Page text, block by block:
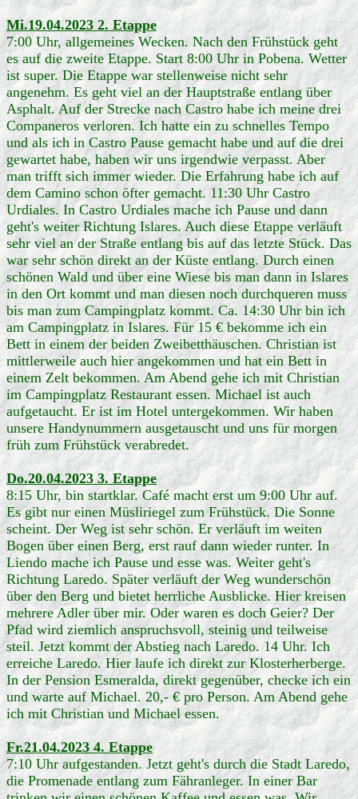
Mi.19.04.2023 2. Etappe
7:00 Uhr, allgemeines Wecken. Nach den Frühstück geht
es auf die zweite Etappe. Start 8:00 Uhr in Pobena. Wetter
ist super. Die Etappe war stellenweise nicht sehr
angenehm. Es geht viel an der Hauptstraße entlang über
Asphalt. Auf der Strecke nach Castro habe ich meine drei
Companeros verloren. Ich hatte ein zu schnelles Tempo
und als ich in Castro Pause gemacht habe und auf die drei
gewartet habe, haben wir uns irgendwie verpasst. Aber
man trifft sich immer wieder. Die Erfahrung habe ich auf
dem Camino schon öfter gemacht. 11:30 Uhr Castro
Urdiales. In Castro Urdiales mache ich Pause und dann
geht's weiter Richtung Islares. Auch diese Etappe verläuft
sehr viel an der Straße entlang bis auf das letzte Stück. Das
war sehr schön direkt an der Küste entlang. Durch einen
schönen Wald und über eine Wiese bis man dann in Islares
in den Ort kommt und man diesen noch durchqueren muss
bis man zum Campingplatz kommt. Ca. 14:30 Uhr bin ich
am Campingplatz in Islares. Für 15 € bekomme ich ein
Bett in einem der beiden Zweibetthäuschen. Christian ist
mittlerweile auch hier angekommen und hat ein Bett in
einem Zelt bekommen. Am Abend gehe ich mit Christian
im Campingplatz Restaurant essen. Michael ist auch
aufgetaucht. Er ist im Hotel untergekommen. Wir haben
unsere Handynummern ausgetauscht und uns für morgen
früh zum Frühstück verabredet.
Do.20.04.2023 3. Etappe
8:15 Uhr, bin startklar. Café macht erst um 9:00 Uhr auf.
Es gibt nur einen Müsliriegel zum Frühstück. Die Sonne
scheint. Der Weg ist sehr schön. Er verläuft im weiten
Bogen über einen Berg, erst rauf dann wieder runter. In
Liendo mache ich Pause und esse was. Weiter geht's
Richtung Laredo. Später verläuft der Weg wunderschön
über den Berg und bietet herrliche Ausblicke. Hier kreisen
mehrere Adler über mir. Oder waren es doch Geier? Der
Pfad wird ziemlich anspruchsvoll, steinig und teilweise
steil. Jetzt kommt der Abstieg nach Laredo. 14 Uhr. Ich
erreiche Laredo. Hier laufe ich direkt zur Klosterherberge.
In der Pension Esmeralda, direkt gegenüber, checke ich ein
und warte auf Michael. 20,- € pro Person. Am Abend gehe
ich mit Christian und Michael essen.
Fr.21.04.2023 4. Etappe
7:10 Uhr aufgestanden. Jetzt geht's durch die Stadt Laredo,
die Promenade entlang zum Fähranleger. In einer Bar